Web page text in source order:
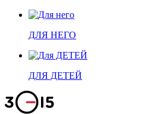
ДЛЯ НЕГО
ДЛЯ ДЕТЕЙ